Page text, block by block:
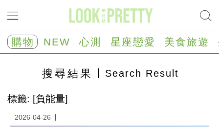
NEW
心
測
塔
心
理
測
驗
購物 NEW 心測 星座戀愛 美食旅遊
搜尋 結果 Search Result
標籤: [負能量]
2026-04-26